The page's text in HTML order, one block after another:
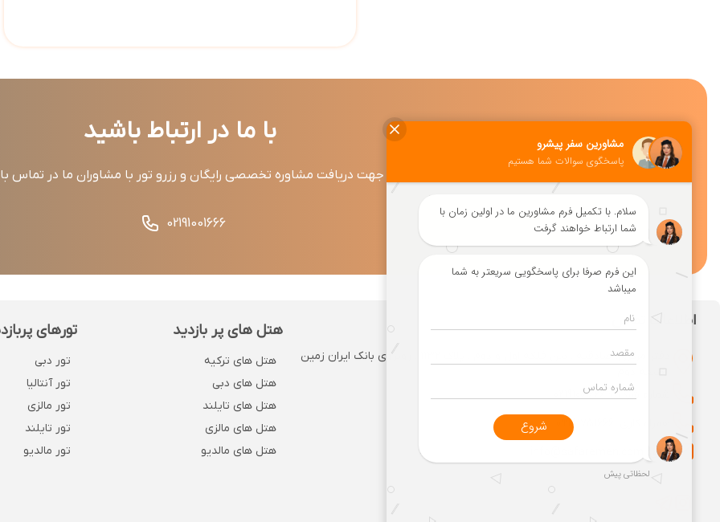
با ما در ارتباط باشید
جهت دریافت مشاوره تخصصی رایگان و رزرو تور با مشاوران ما در تماس
02191001666
اطلاعات تماس
دفتر مرکزی: صادقیه . بین فلکه اول و دوم . پلاک 1132 . روبروی بانک ایران زمین
شماره شرکت: 02191001666
کاری: info@safaremen.com
هتل های پر بازدید
هتل های ترکیه
هتل های دبی
هتل های تایلند
هتل های مالزی
هتل های مالدیو
تورهای
تور دبی
تور آنتالیا
تور مالزی
تور تایلند
تور مالدیو